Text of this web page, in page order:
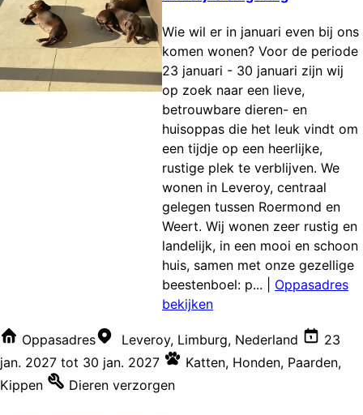
Wie wil er in januari even bij ons
komen wonen? Voor de periode
23 januari - 30 januari zijn wij
op zoek naar een lieve,
betrouwbare dieren- en
huisoppas die het leuk vindt om
een tijdje op een heerlijke,
rustige plek te verblijven. We
wonen in Leveroy, centraal
gelegen tussen Roermond en
Weert. Wij wonen zeer rustig en
landelijk, in een mooi en schoon
huis, samen met onze gezellige
beestenboel: p...
Oppasadres
bekijken
Oppasadres Leveroy, Limburg, Nederland
23
jan. 2027 tot 30 jan. 2027 Katten, Honden, Paarden,
Kippen
Dieren verzorgen